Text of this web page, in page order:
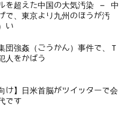
を超えた中国の大気汚染 – 中
で、東京より九州のほうが汚
い
団強姦（ごうかん）事件で、Ｔ
人をかばう
け】日米首脳がツイッターで会
です